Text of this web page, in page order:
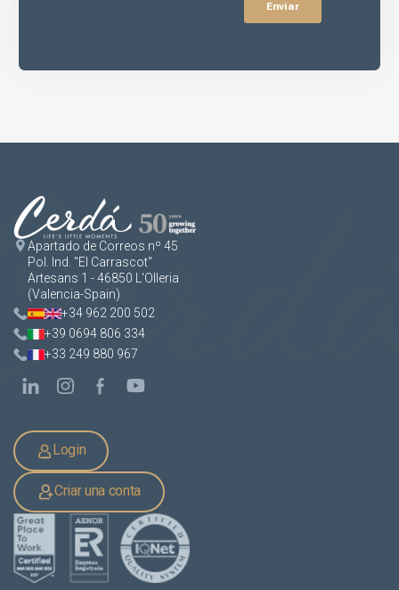
Apartado de Correos nº 45
Pol. Ind. "El Carrascot"
Artesans 1 - 46850 L'Olleria
(Valencia-Spain)
+34 962 200 502
+39 0694 806 334
+33 249 880 967
Login
Criar una conta